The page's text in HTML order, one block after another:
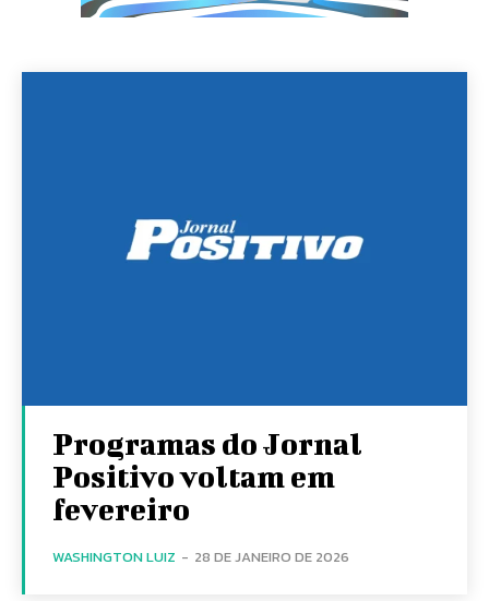
Programas do Jornal
Positivo voltam em
fevereiro
WASHINGTON LUIZ - 28 DE JANEIRO DE 2026